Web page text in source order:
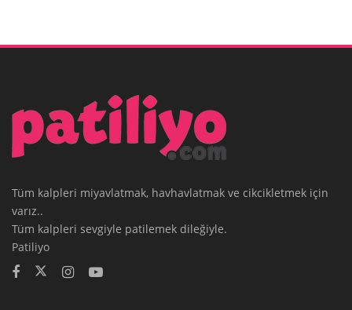
Tüm kalpleri miyavlatmak, havhavlatmak ve cikcikletmek için
varız..
Tüm kalpleri sevgiyle patilemek dileğiyle.
Patiliyo